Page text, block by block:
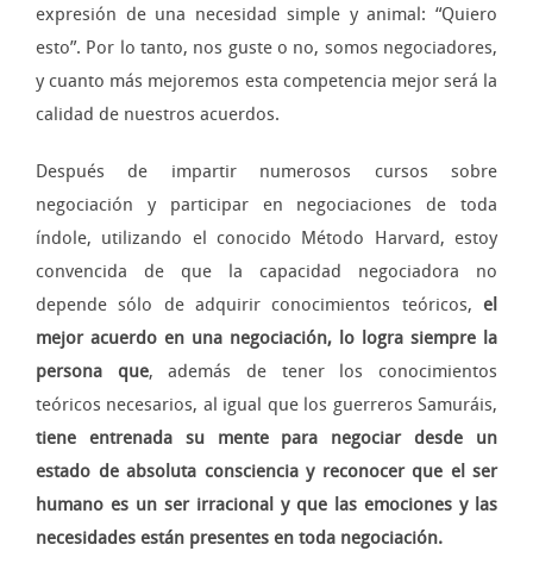
expresión de una necesidad simple y animal: “Quiero
esto”. Por lo tanto, nos guste o no, somos negociadores,
y cuanto más mejoremos esta competencia mejor será la
calidad de nuestros acuerdos.
Después de impartir numerosos cursos sobre
negociación y participar en negociaciones de toda
índole, utilizando el conocido Método Harvard, estoy
convencida de que la capacidad negociadora no
depende sólo de adquirir conocimientos teóricos, el
mejor acuerdo en una negociación, lo logra siempre la
persona que, además de tener los conocimientos
teóricos necesarios, al igual que los guerreros Samuráis,
tiene entrenada su mente para negociar desde un
estado de absoluta consciencia y reconocer que el ser
humano es un ser irracional y que las emociones y las
necesidades están presentes en toda negociación.